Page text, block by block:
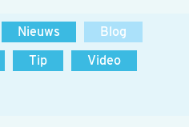
Nieuws
Blog
Tip
Video